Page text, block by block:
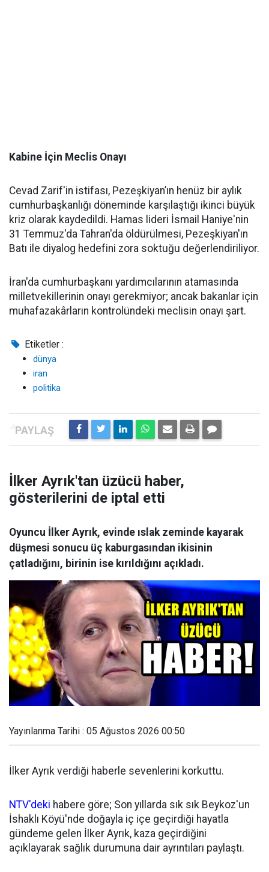
Kabine İçin Meclis Onayı
Cevad Zarif'in istifası, Pezeşkiyan’ın henüz bir aylık
cumhurbaşkanlığı döneminde karşılaştığı ikinci büyük
kriz olarak kaydedildi. Hamas lideri İsmail Haniye'nin
31 Temmuz'da Tahran'da öldürülmesi, Pezeşkiyan'ın
Batı ile diyalog hedefini zora soktuğu değerlendiriliyor.
İran'da cumhurbaşkanı yardımcılarının atamasında
milletvekillerinin onayı gerekmiyor; ancak bakanlar için
muhafazakârların kontrolündeki meclisin onayı şart.
Etiketler :
dünya
iran
politika
İlker Ayrık'tan üzücü haber,
gösterilerini de iptal etti
Oyuncu İlker Ayrık, evinde ıslak zeminde kayarak
düşmesi sonucu üç kaburgasından ikisinin
çatladığını, birinin ise kırıldığını açıkladı.
Yayınlanma Tarihi : 05 Ağustos 2026 00:50
İlker Ayrık verdiği haberle sevenlerini korkuttu.
NTV'deki habere göre; Son yıllarda sık sık Beykoz'un
İshaklı Köyü'nde doğayla iç içe geçirdiği hayatla
gündeme gelen İlker Ayrık, kaza geçirdiğini
açıklayarak sağlık durumuna dair ayrıntıları paylaştı.